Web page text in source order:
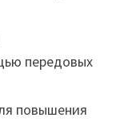
передовых
повышения